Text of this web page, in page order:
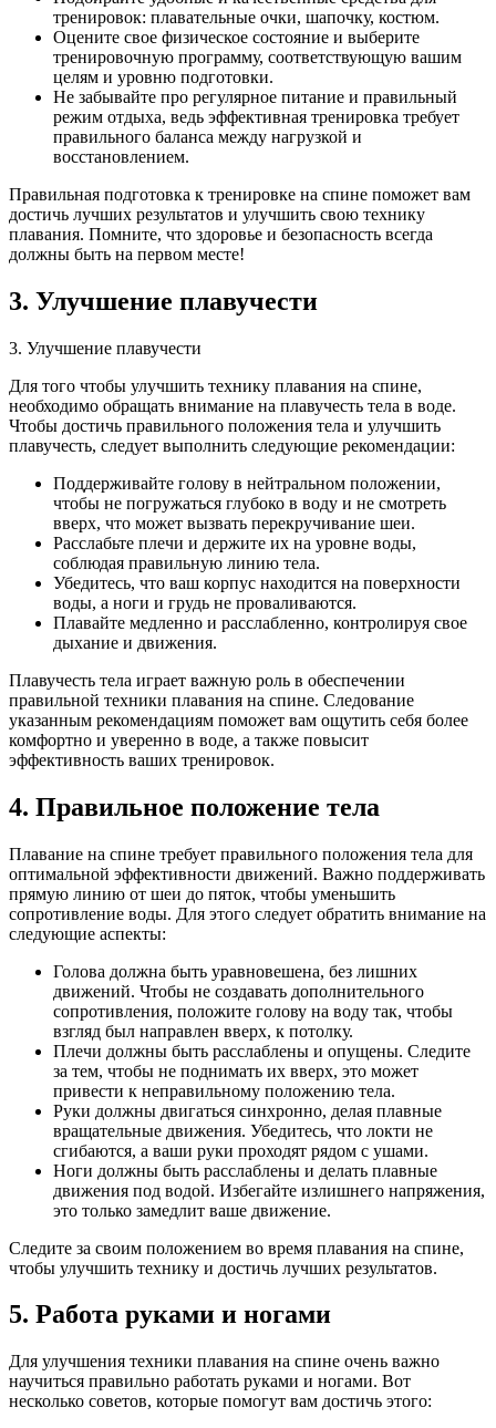
тренировок: плавательные очки, шапочку, костюм.
Оцените свое физическое состояние и выберите
тренировочную программу, соответствующую вашим
целям и уровню подготовки.
Не забывайте про регулярное питание и правильный
режим отдыха, ведь эффективная тренировка требует
правильного баланса между нагрузкой и
восстановлением.
Правильная подготовка к тренировке на спине поможет вам
достичь лучших результатов и улучшить свою технику
плавания. Помните, что здоровье и безопасность всегда
должны быть на первом месте!
3. Улучшение плавучести
3. Улучшение плавучести
Для того чтобы улучшить технику плавания на спине,
необходимо обращать внимание на плавучесть тела в воде.
Чтобы достичь правильного положения тела и улучшить
плавучесть, следует выполнить следующие рекомендации:
Поддерживайте голову в нейтральном положении,
чтобы не погружаться глубоко в воду и не смотреть
вверх, что может вызвать перекручивание шеи.
Расслабьте плечи и держите их на уровне воды,
соблюдая правильную линию тела.
Убедитесь, что ваш корпус находится на поверхности
воды, а ноги и грудь не проваливаются.
Плавайте медленно и расслабленно, контролируя свое
дыхание и движения.
Плавучесть тела играет важную роль в обеспечении
правильной техники плавания на спине. Следование
указанным рекомендациям поможет вам ощутить себя более
комфортно и уверенно в воде, а также повысит
эффективность ваших тренировок.
4. Правильное положение тела
Плавание на спине требует правильного положения тела для
оптимальной эффективности движений. Важно поддерживать
прямую линию от шеи до пяток, чтобы уменьшить
сопротивление воды. Для этого следует обратить внимание на
следующие аспекты:
Голова должна быть уравновешена, без лишних
движений. Чтобы не создавать дополнительного
сопротивления, положите голову на воду так, чтобы
взгляд был направлен вверх, к потолку.
Плечи должны быть расслаблены и опущены. Следите
за тем, чтобы не поднимать их вверх, это может
привести к неправильному положению тела.
Руки должны двигаться синхронно, делая плавные
вращательные движения. Убедитесь, что локти не
сгибаются, а ваши руки проходят рядом с ушами.
Ноги должны быть расслаблены и делать плавные
движения под водой. Избегайте излишнего напряжения,
это только замедлит ваше движение.
Следите за своим положением во время плавания на спине,
чтобы улучшить технику и достичь лучших результатов.
5. Работа руками и ногами
Для улучшения техники плавания на спине очень важно
научиться правильно работать руками и ногами. Вот
несколько советов, которые помогут вам достичь этого: